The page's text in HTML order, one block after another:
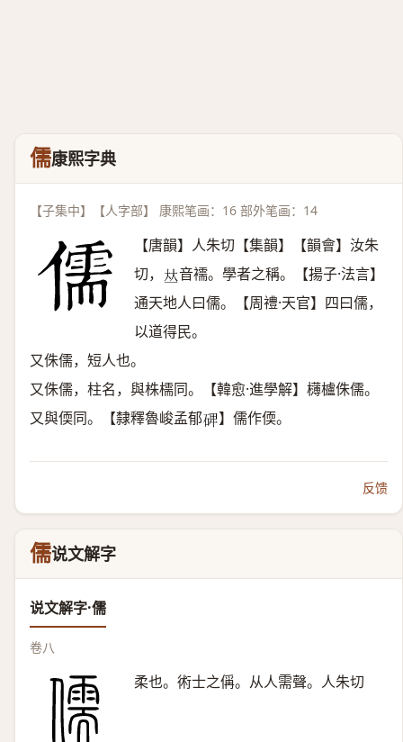
儒康熙字典
【子集中】【人字部】 康熙笔画：16 部外笔画：14
【唐韻】人朱切【集韻】【韻會】汝朱
切， 𠀤音襦。學者之稱。【揚子·法言】
通天地人曰儒。【周禮·天官】四曰儒，
以道得民。
又侏儒，短人也。
又侏儒，柱名，與株檽同。【韓愈·進學解】欂櫨侏儒。
又與偄同。【隸釋魯峻孟郁𥓓 】儒作偄。
反馈
儒说文解字
说文解字·儒
卷八
柔也。術士之偁。从人需聲。人朱切